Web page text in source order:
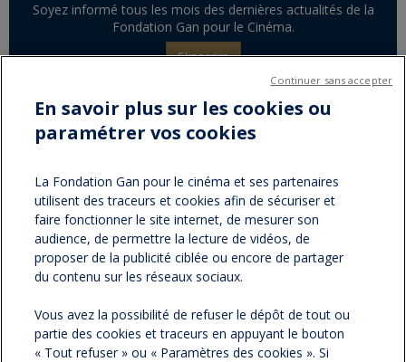
Soyez informé tous les mois des dernières actualités de la
Fondation Gan pour le Cinéma.
S'inscrire
Partager sur :
facebook
twitterVersion
imprimable
NOS NEWSLETTERS
NOS PARTENAIRES
En savoir plus sur les cookies ou
paramétrer vos cookies
La Fondation Gan pour le cinéma et ses partenaires
utilisent des traceurs et cookies afin de sécuriser et
faire fonctionner le site internet, de mesurer son
audience, de permettre la lecture de vidéos, de
proposer de la publicité ciblée ou encore de partager
du contenu sur les réseaux sociaux.
Vous avez la possibilité de refuser le dépôt de tout ou
partie des cookies et traceurs en appuyant le bouton
« Tout refuser » ou « Paramètres des cookies ». Si
Continuer sans accepter